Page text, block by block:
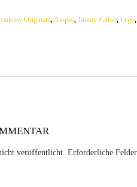
Originals,Ampas,Jimmy Fallon,Lego
veröffentlicht. Erforderliche